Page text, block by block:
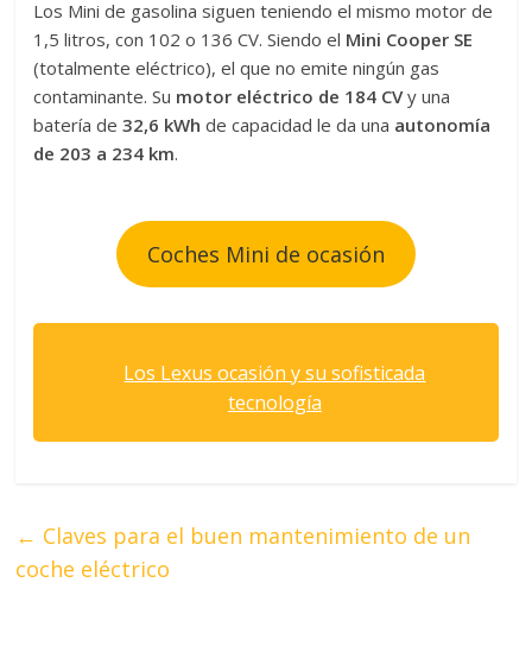
Los Mini de gasolina siguen teniendo el mismo motor de
1,5 litros, con 102 o 136 CV. Siendo el Mini Cooper SE
(totalmente eléctrico), el que no emite ningún gas
contaminante. Su motor eléctrico de 184 CVy una
batería de32,6 kWh de capacidad le da una autonomía
de 203 a 234 km.
Coches Mini de ocasión
Los Lexus ocasión y su sofisticada
tecnología
← Claves para el buen mantenimiento de un
coche eléctrico